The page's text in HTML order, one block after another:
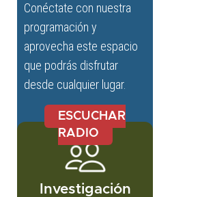
Conéctate con nuestra
programación y
aprovecha este espacio
que podrás disfrutar
desde cualquier lugar.
ESCUCHAR
RADIO
Investigación